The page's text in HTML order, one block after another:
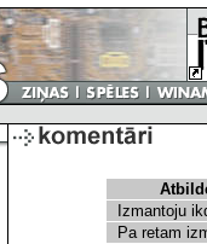
Izmantoju
Pa retam